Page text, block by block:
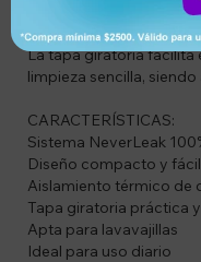
con total seguridad.
La tapa giratoria facilita
limpieza sencilla,
CARACTERÍSTICAS:
Sistema NeverLeak
Diseño compacto y
Aislamiento térmico de
Tapa giratoria práctica
Apta para lavavajillas
Ideal para uso diario